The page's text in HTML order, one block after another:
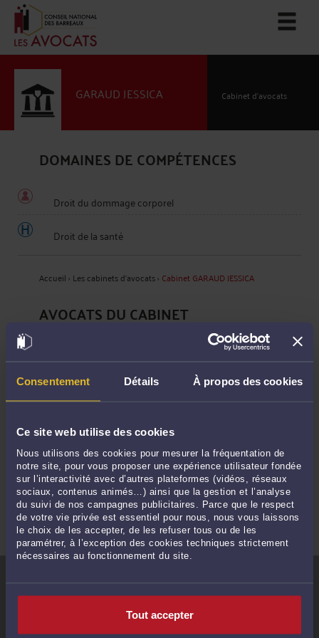
Consentement Détails À propos des cookies
Ce site web utilise des cookies
Nous utilisons des cookies pour mesurer la fréquentation de
notre site, pour vous proposer une expérience utilisateur fondée
sur l’interactivité avec d’autres plateformes (vidéos, réseaux
sociaux, contenus animés…) ainsi que la gestion et l’analyse
du suivi de nos campagnes publicitaires. Parce que le respect
de votre vie privée est essentiel pour nous, nous vous laissons
le choix de les accepter, de les refuser tous ou de les
paramétrer, à l’exception des cookies techniques strictement
nécessaires au fonctionnement du site.
Tout accepter
GARAUD JESSICA Cabinet d’avocats
DOMAINES DE COMPÉTENCES
Droit du dommage corporel
Droit de la santé
Accueil› Les cabinets d’avocats› Cabinet GARAUD JESSICA
AVOCATS DU CABINET
Jessica GARAUD
28 Cours Reverseaux 17100
SAINTES
Droit de la santé
Droit du dommage corporel
VOIR PROFIL
Le Conseil National des Barreaux, en sa qualité de responsable du traitement (180
informatisés de données à caractère personnel, et notamment un traitement de
géolocalisation par votre adresse IP afin de vous permettre de trouver un avocat près
de vous et vous éviter de saisir votre code postal. La géolocalisation ne sera possible
pourront pas vous être proposés automatiquement. Pour plus d’informations, vous